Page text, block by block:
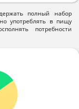
полный набор
употреблять в пищу
потребности